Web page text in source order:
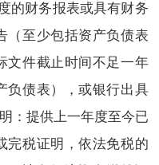
的财务报表或具有财务
（至少包括资产负债表
文件截止时间不足一年
负债表），或银行出具
：提供上一年度至今已
完税证明，依法免税的